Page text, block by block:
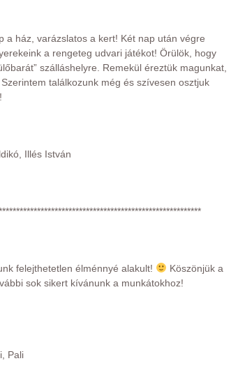
a ház, varázslatos a kert! Két nap után végre
a rengeteg udvari játékot! Örülök, hogy
szálláshelyre. Remekül éreztük magunkat,
találkozunk még és szívesen osztjuk
Illés István
felejthetetlen élménnyé alakult!
Köszönjük a
sok sikert kívánunk a munkátokhoz!
Pali